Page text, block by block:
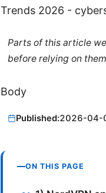
Trends 2026 -
Parts of this article
before relying on
Body
Published:2026-04-
ON THIS PAGE